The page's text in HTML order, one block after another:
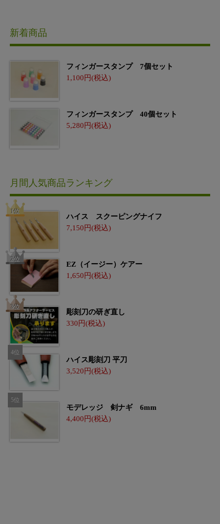
新着商品
フィンガースタンプ 7個セット
1,100
フィンガースタンプ 40個セット
5,280
月間人気商品ランキング
ハイス スクーピングナイフ
7,150
EZ（イージー）ケアー
1,650
彫刻刀の研ぎ直し
330
ハイス彫刻刀 平刀
3,520
モデレッジ 剣ナギ 6mm
4,400